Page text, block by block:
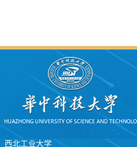
西北工业大学